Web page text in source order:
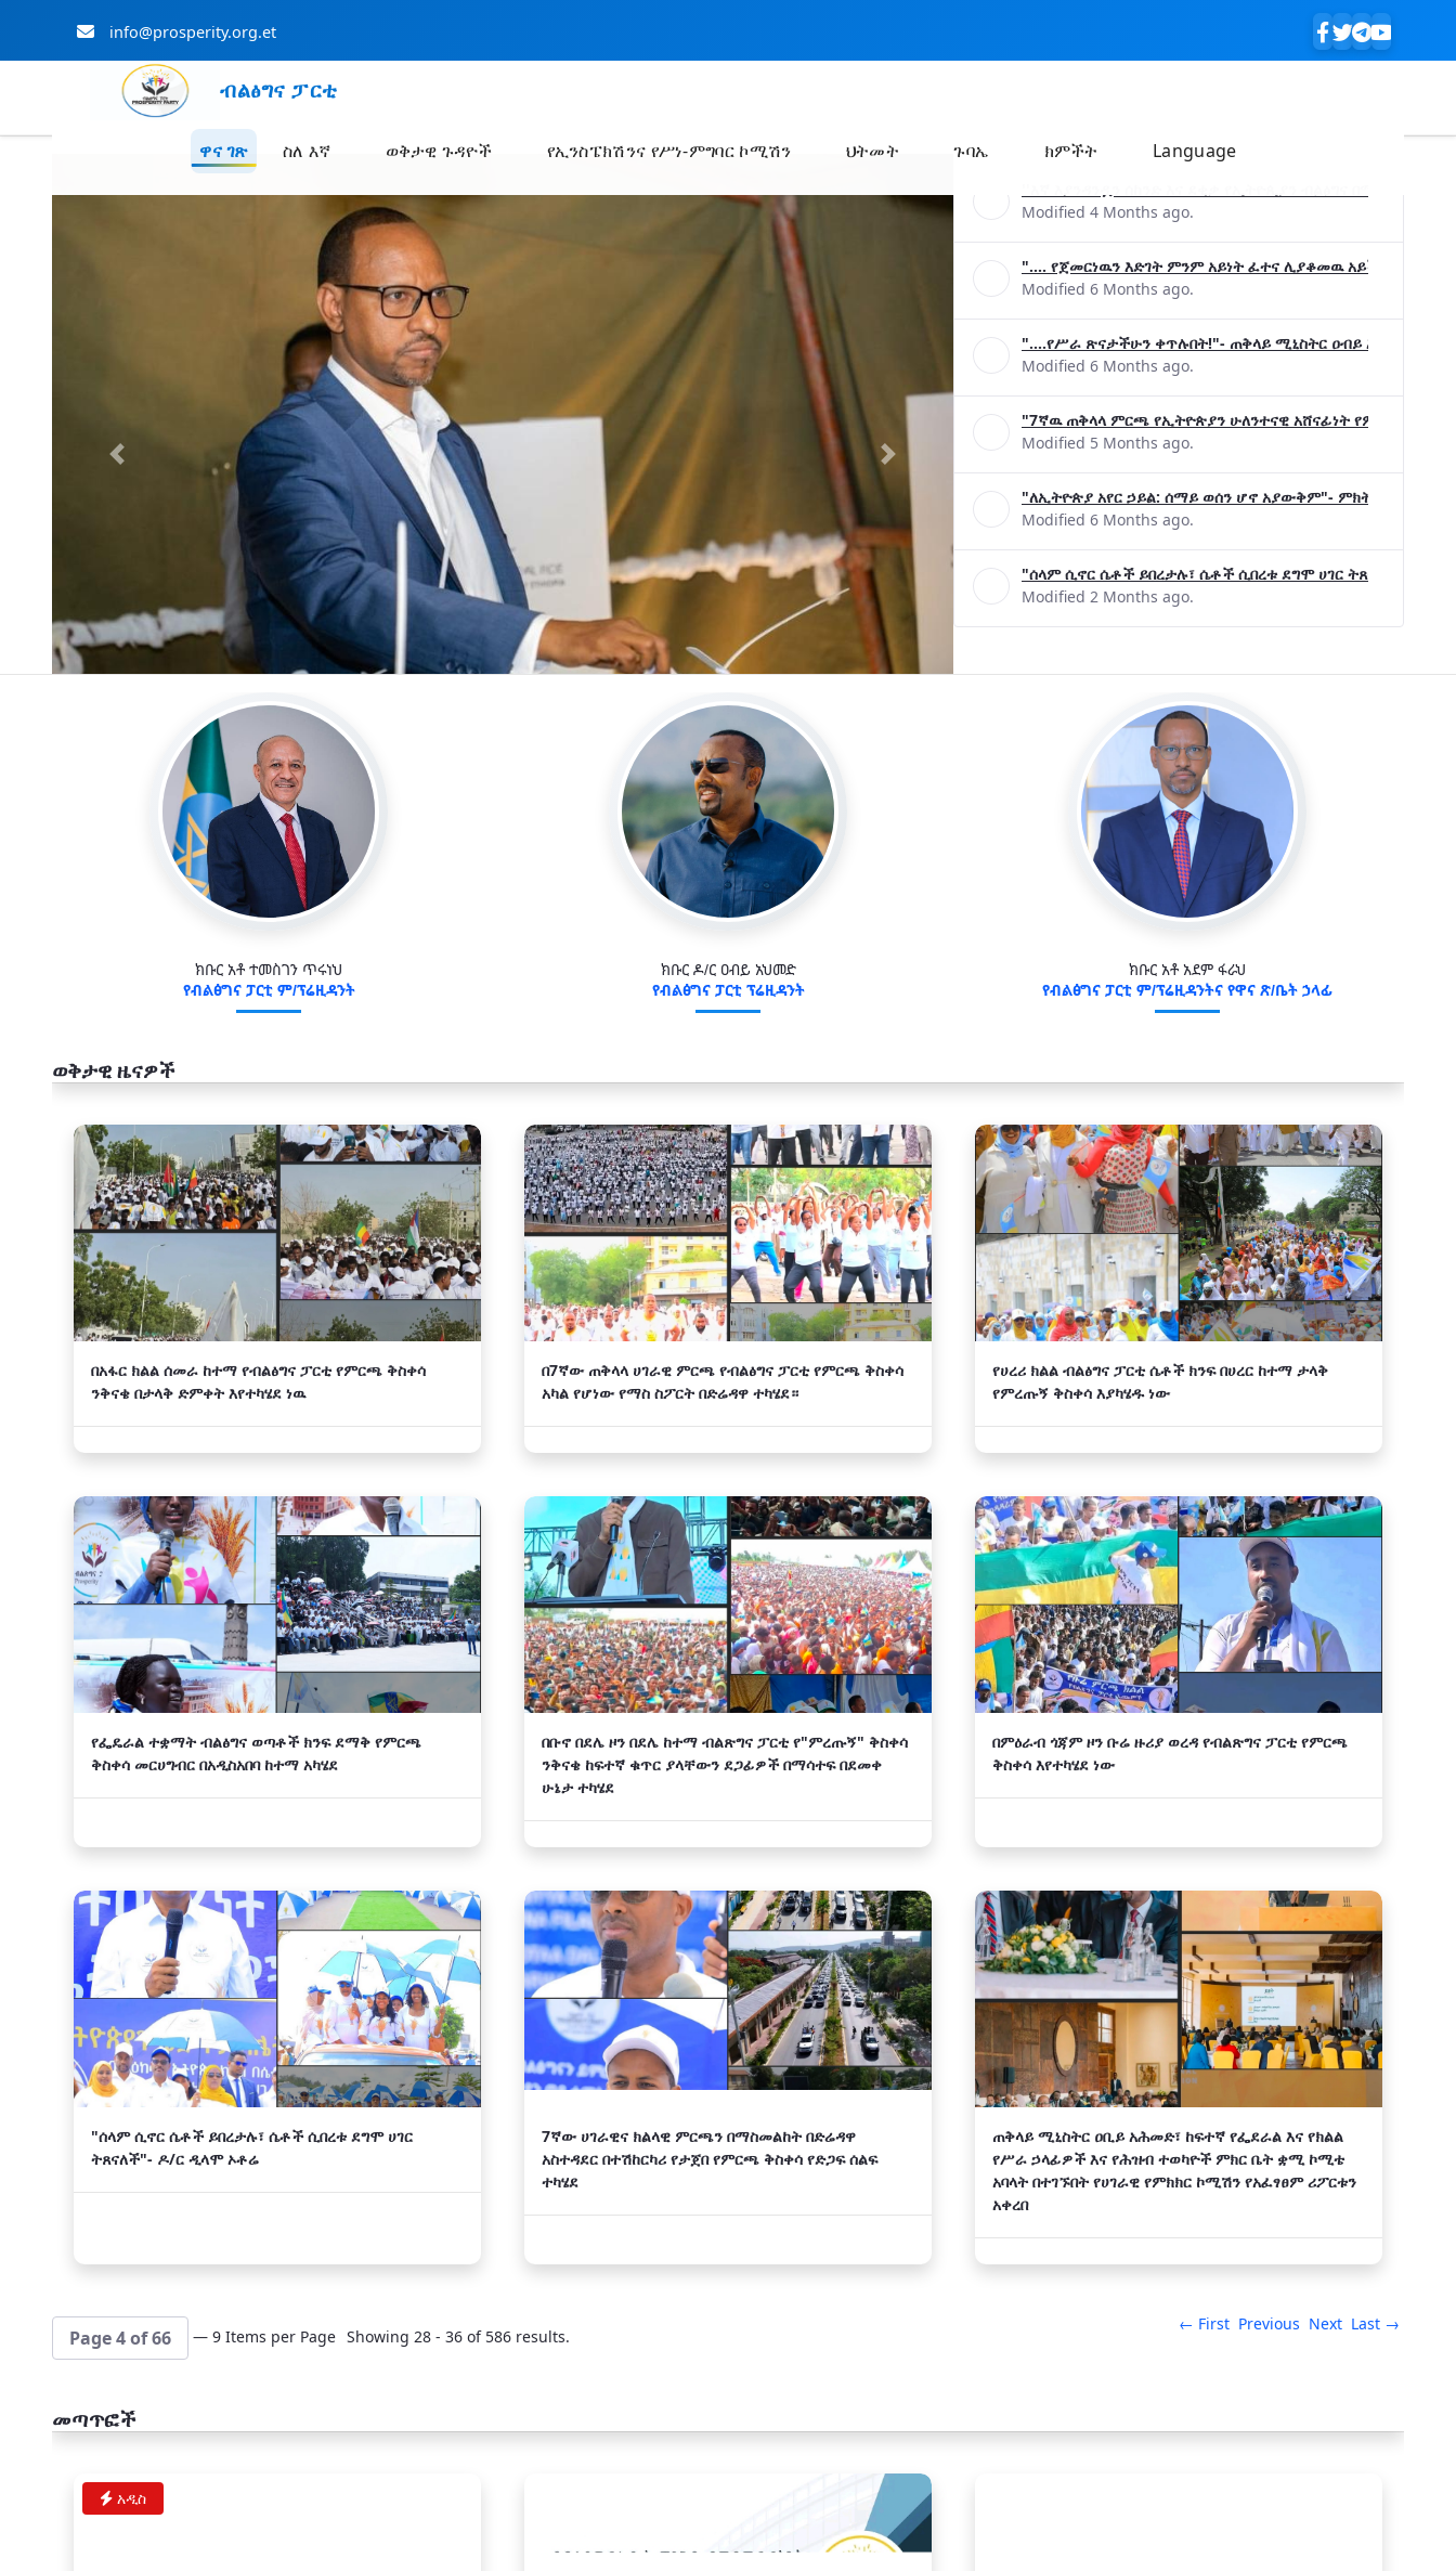
info@prosperity.org.et
ብልፅግና ፓርቲ
ዋና ገጽ ስለ እኛ ወቅታዊ ጉዳዮች የኢንስፔክሽንና የሥነ-ምግባር ኮሚሽን ህትመት ጉባኤ ክምችት Language
Previous Next
Modified 4 Months ago.
".... የጀመርነዉን እድገት ምንም አይነት ፈተና ሊያቆመዉ አይችልም"-
Modified 6 Months ago.
"....የሥራ ጽናታችሁን ቀጥሉበት!"- ጠቅላይ ሚኒስትር ዐብይ አሕመድ (ዶ/ር)
Modified 6 Months ago.
"7ኛዉ ጠቅላላ ምርጫ የኢትዮጵያን ሁለንተናዊ አሸናፊነት የምናረጋግጥበት
Modified 5 Months ago.
"ለኢትዮጵያ አየር ኃይል: ሰማይ ወሰን ሆኖ አያውቅም"- ምክትል ጠቅላይ
Modified 6 Months ago.
"ሰላም ሲኖር ሴቶች ይበረታሉ፣ ሴቶች ሲበረቱ ደግሞ ሀገር ትጸናለች"- ዶ/ር
Modified 2 Months ago.
ክቡር አቶ ተመስገን ጥሩነህ
የብልፅግና ፓርቲ ም/ፕሬዚዳንት
ክቡር ዶ/ር ዐብይ አህመድ
የብልፅግና ፓርቲ ፕሬዚዳንት
ክቡር አቶ አደም ፋራህ
የብልፅግና ፓርቲ ም/ፕሬዚዳንትና የዋና ጽ/ቤት ኃላፊ
ወቅታዊ ዜናዎች
አዲስ
በአፋር ክልል ሰመራ ከተማ የብልፅግና ፓርቲ የምርጫ ቅስቀሳ
ንቅናቄ በታላቅ ድምቀት እየተካሄደ ነዉ
በ7ኛው ጠቅላላ ሀገራዊ ምርጫ የብልፅግና ፓርቲ የምርጫ ቅስቀሳ
አካል የሆነው የማስ ስፖርት በድሬዳዋ ተካሄደ።
የሀረሪ ክልል ብልፅግና ፓርቲ ሴቶች ክንፍ በሀረር ከተማ ታላቅ
የምረጡኝ ቅስቀሳ እያካሄዱ ነው
የፌዴራል ተቋማት ብልፅግና ወጣቶች ክንፍ ደማቅ የምርጫ
ቅስቀሳ መርሀግብር በአዲስአበባ ከተማ አካሄደ
በቡኖ በደሌ ዞን በደሌ ከተማ ብልጽግና ፓርቲ የ"ምረጡኝ" ቅስቀሳ
ንቅናቄ ከፍተኛ ቁጥር ያላቸውን ደጋፊዎች በማሳተፍ በደመቀ
ሁኔታ ተካሄደ
በምዕራብ ጎጃም ዞን ቡሬ ዙሪያ ወረዳ የብልጽግና ፓርቲ የምርጫ
ቅስቀሳ እየተካሄደ ነው
"ሰላም ሲኖር ሴቶች ይበረታሉ፣ ሴቶች ሲበረቱ ደግሞ ሀገር
ትጸናለች"- ዶ/ር ዲላሞ ኦቶሬ
7ኛው ሀገራዊና ክልላዊ ምርጫን በማስመልከት በድሬዳዋ
አስተዳደር በተሽከርካሪ የታጀበ የምርጫ ቅስቀሳ የድጋፍ ሰልፍ
ተካሄደ
ጠቅላይ ሚኒስትር ዐቢይ አሕመድ፣ ከፍተኛ የፌደራል እና የክልል
የሥራ ኃላፊዎች እና የሕዝብ ተወካዮች ምክር ቤት ቋሚ ኮሚቴ
አባላት በተገኙበት የሀገራዊ የምክክር ኮሚሽን የአፈፃፀም ሪፖርቱን
አቀረበ
Page 4 of 66 — 9 Items per Page Showing 28 - 36 of 586 results.
← First Previous Next Last →
መጣጥፎች
አዲስ